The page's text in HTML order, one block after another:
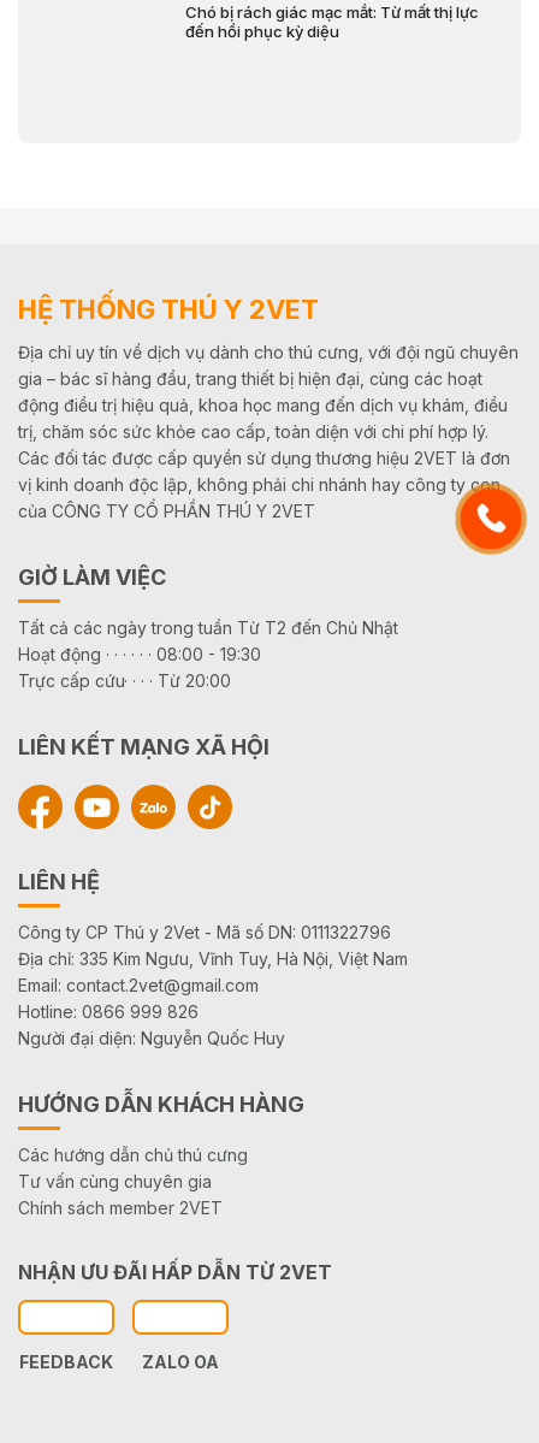
Chó bị rách giác mạc mắt: Từ mất thị lực
đến hồi phục kỳ diệu
HỆ THỐNG THÚ Y 2VET
Địa chỉ uy tín về dịch vụ dành cho thú cưng, với đội ngũ chuyên
gia – bác sĩ hàng đầu, trang thiết bị hiện đại, cùng các hoạt
động điều trị hiệu quả, khoa học mang đến dịch vụ khám, điều
trị, chăm sóc sức khỏe cao cấp, toàn diện với chi phí hợp lý.
Các đối tác được cấp quyền sử dụng thương hiệu 2VET là đơn
vị kinh doanh độc lập, không phải chi nhánh hay công ty con
của CÔNG TY CỔ PHẦN THÚ Y 2VET
GIỜ LÀM VIỆC
Tất cả các ngày trong tuần Từ T2 đến Chủ Nhật
Hoạt động · · · · · · 08:00 - 19:30
Trực cấp cứu· · · · Từ 20:00
LIÊN KẾT MẠNG XÃ HỘI
LIÊN HỆ
Công ty CP Thú y 2Vet - Mã số DN: 0111322796
Địa chỉ: 335 Kim Ngưu, Vĩnh Tuy, Hà Nội, Việt Nam
Email: contact.2vet@gmail.com
Hotline: 0866 999 826
Người đại diện: Nguyễn Quốc Huy
HƯỚNG DẪN KHÁCH HÀNG
Các hướng dẫn chủ thú cưng
Tư vấn cùng chuyên gia
Chính sách member 2VET
NHẬN ƯU ĐÃI HẤP DẪN TỪ 2VET
FEEDBACK ZALO OA